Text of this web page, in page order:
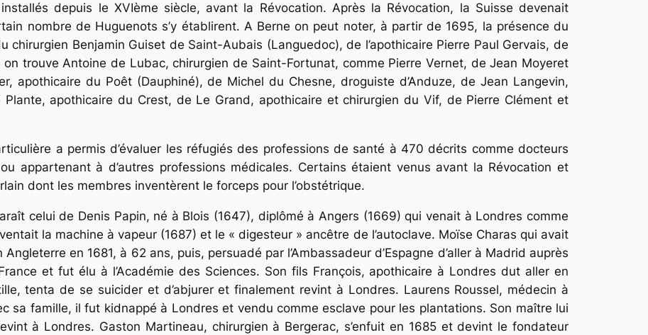
depuis le XVIème siècle, avant la Révocation. Après la Révocation, la Suisse devenait
nombre de Huguenots s’y établirent. A Berne on peut noter, à partir de 1695, la présence du
Benjamin Guiset de Saint-Aubais (Languedoc), de l’apothi­caire Pierre Paul Gervais, de
trouve Antoine de Lubac, chirurgien de Saint-Fortunat, comme Pierre Vernet, de Jean Moyeret
apothicaire du Poêt (Dauphiné), de Michel du Chesne, droguiste d’Anduze, de Jean Langevin,
apothicaire du Crest, de Le Grand, apothicaire et chirurgien du Vif, de Pierre Clément et
a permis d’évaluer les réfugiés des professions de santé à 470 décrits comme docteurs
appartenant à d’autres professions médicales. Certains étaient venus avant la Révocation et
dont les membres inventè­rent le forceps pour l’obstétrique.
celui de Denis Papin, né à Blois (1647), diplômé à Angers (1669) qui venait à Londres comme
la machine à vapeur (1687) et le « digesteur » ancêtre de l’autoclave. Moïse Charas qui avait
en 1681, à 62 ans, puis, persuadé par l’Ambassadeur d’Espagne d’aller à Madrid auprès
et fut élu à l’Académie des Sciences. Son fils François, apothicaire à Londres dut aller en
tenta de se suicider et d’abjurer et finalement revint à Londres. Laurens Roussel, médecin à
sa famille, il fut kidnappé à Londres et vendu comme esclave pour les plantations. Son maître lui
à Londres. Gaston Martineau, chirurgien à Bergerac, s’enfuit en 1685 et devint le fondateur